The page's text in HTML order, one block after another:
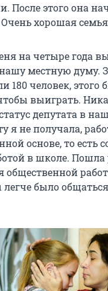
После этого она
хорошая
на четыре года
местную думу.
180 человек, этого
выиграть.
депутата в
я не получала,
основе, то есть
в школе. Пошла
общественной
было